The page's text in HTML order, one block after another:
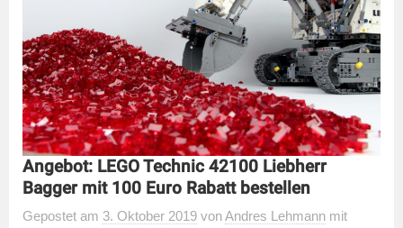
Angebot: LEGO Technic 42100 Liebherr
Bagger mit 100 Euro Rabatt bestellen
Gepostet am 3. Oktober 2019 vonAndres Lehmann mit